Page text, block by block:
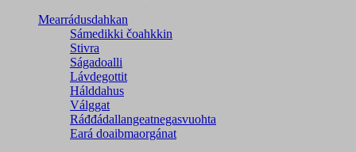
Mearrádusdahkan
Sámedikki čoahkkin
Stivra
Ságadoalli
Lávdegottit
Hálddahus
Válggat
Ráđđádallangeatnegas­vuohta
Eará doaibmaorgánat